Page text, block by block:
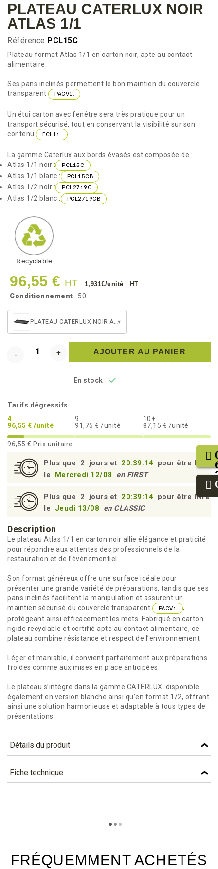
PLATEAU CATERLUX NOIR
ATLAS 1/1
Référence PCL15C
Plateau format Atlas 1/1 en carton noir, apte au contact
alimentaire.
Ses pans inclinés permettent le bon maintien du couvercle
transparent
PACV1.
Un étui carton avec fenêtre sera très pratique pour un
transport sécurisé, tout en conservant la visibilité sur son
contenu
ECL11.
La gamme Caterlux aux bords évasés est composée de :
Atlas 1/1 noir :
PCL15C
Atlas 1/1 blanc : PCL15CB
Atlas 1/2 noir : PCL2719C
Atlas 1/2 blanc : PCL2719CB
Recyclable
96,55 € HT 1,931€/unité HT
Conditionnement : 50
▾
AJOUTER AU PANIER
En stock 
Tarifs dégressifs
4
96,55 € /unité
9
91,75 € /unité
10+
87,15 € /unité
96,55 € Prix unitaire
Plus que 2 jours et 20:39:14 pour être livré
le
Mercredi 12/08 en FIRST
Plus que 2 jours et 20:39:14 pour être livré
le
Jeudi 13/08 en CLASSIC
Description
Le plateau Atlas 1/1 en carton noir allie élégance et praticité
pour répondre aux attentes des professionnels de la
restauration et de l’événementiel.
Son format généreux offre une surface idéale pour
présenter une grande variété de préparations, tandis que ses
pans inclinés facilitent la manipulation et assurent un
maintien sécurisé du couvercle transparent
PACV1
,
protégeant ainsi efficacement les mets. Fabriqué en carton
rigide recyclable et certifié apte au contact alimentaire, ce
plateau combine résistance et respect de l’environnement.
Léger et maniable, il convient parfaitement aux préparations
froides comme aux mises en place anticipées.
Le plateau s’intègre dans la gamme CATERLUX, disponible
également en version blanche ainsi qu’en format 1/2, offrant
ainsi une solution harmonieuse et adaptable à tous types de
présentations.
Détails du produit
Référence PCL15C
Caractéristiques
Lettre Planetscore
Fiche technique
FRÉQUEMMENT ACHETÉS